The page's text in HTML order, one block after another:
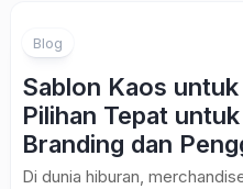
Blog
Sablon Kaos
Pilihan Tepat
Branding dan
Di dunia hiburan,